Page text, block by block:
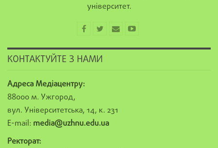
університет.
КОНТАКТУЙТЕ З НАМИ
Адреса Медіацентру:
88000 м. Ужгород,
вул. Університетська, 14, к. 231
E-mail: media@uzhnu.edu.ua
Ректорат: